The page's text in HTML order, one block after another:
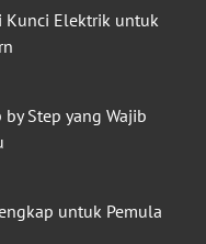
Kunci Elektrik untuk
by Step yang Wajib
untuk Pemula